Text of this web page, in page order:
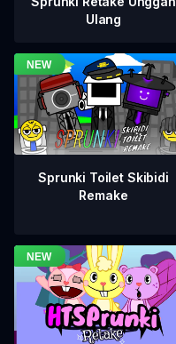
Ulang
Sprunki Toilet Skibidi
Remake